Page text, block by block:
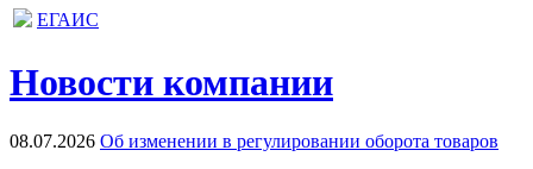
ЕГАИС
Новости компании
08.07.2026 Об изменении в регулировании оборота товаров